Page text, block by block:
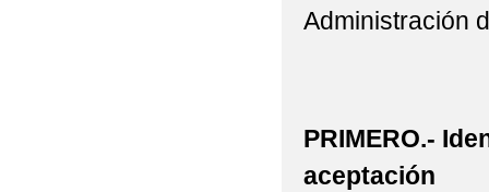
Administración
PRIMERO.-
aceptación